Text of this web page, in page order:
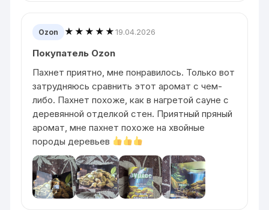
Ozon ★★★★★19.04.2026
Покупатель Ozon
Пахнет приятно, мне понравилось. Только вот
затрудняюсь сравнить этот аромат с чем-
либо. Пахнет похоже, как в нагретой сауне с
деревянной отделкой стен. Приятный пряный
аромат, мне пахнет похоже на хвойные
породы деревьев